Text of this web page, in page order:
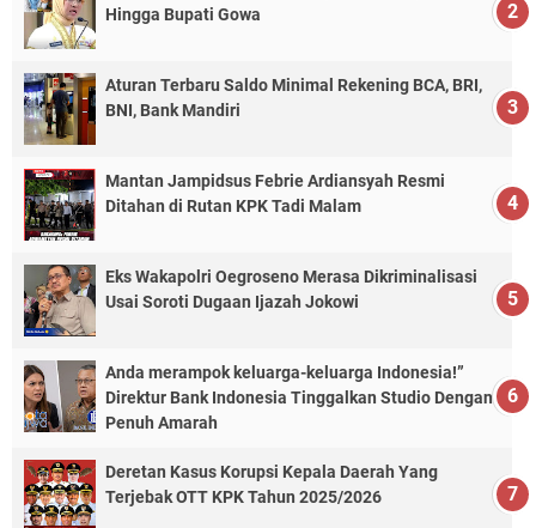
Hingga Bupati Gowa
Aturan Terbaru Saldo Minimal Rekening BCA, BRI,
BNI, Bank Mandiri
Mantan Jampidsus Febrie Ardiansyah Resmi
Ditahan di Rutan KPK Tadi Malam
Eks Wakapolri Oegroseno Merasa Dikriminalisasi
Usai Soroti Dugaan Ijazah Jokowi
Anda merampok keluarga-keluarga Indonesia!”
Direktur Bank Indonesia Tinggalkan Studio Dengan
Penuh Amarah
Deretan Kasus Korupsi Kepala Daerah Yang
Terjebak OTT KPK Tahun 2025/2026